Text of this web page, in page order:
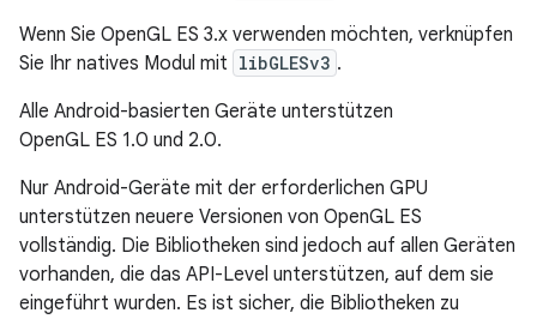
Wenn Sie OpenGL ES 3.x verwenden möchten, verknüpfen
Sie Ihr natives Modul mit libGLESv3 .
Alle Android-basierten Geräte unterstützen
OpenGL ES 1.0 und 2.0.
Nur Android-Geräte mit der erforderlichen GPU
unterstützen neuere Versionen von OpenGL ES
vollständig. Die Bibliotheken sind jedoch auf allen Geräten
vorhanden, die das API-Level unterstützen, auf dem sie
eingeführt wurden. Es ist sicher, die Bibliotheken zu